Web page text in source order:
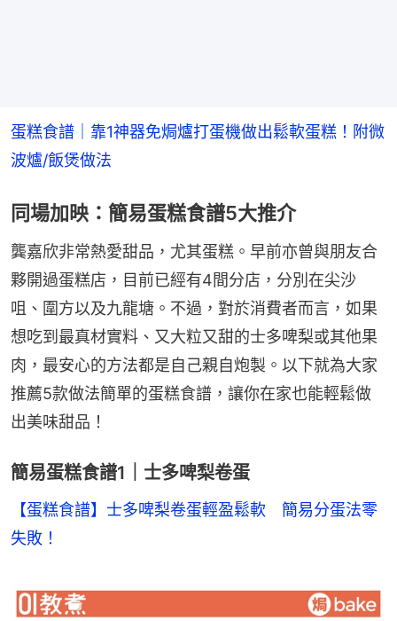
蛋糕食譜｜靠1神器免焗爐打蛋機做出鬆軟蛋糕！附微
波爐/飯煲做法
同場加映：簡易蛋糕食譜5大推介
龔嘉欣非常熱愛甜品，尤其蛋糕。早前亦曾與朋友合
夥開過蛋糕店，目前已經有4間分店，分別在尖沙
咀、圍方以及九龍塘。不過，對於消費者而言，如果
想吃到最真材實料、又大粒又甜的士多啤梨或其他果
肉，最安心的方法都是自己親自炮製。以下就為大家
推薦5款做法簡單的蛋糕食譜，讓你在家也能輕鬆做
出美味甜品！
簡易蛋糕食譜1｜士多啤梨卷蛋
【蛋糕食譜】士多啤梨卷蛋輕盈鬆軟　簡易分蛋法零
失敗！